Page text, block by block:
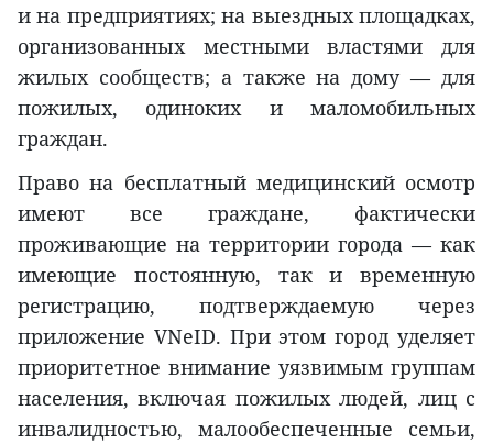
и на предприятиях; на выездных площадках,
организованных местными властями для
жилых сообществ; а также на дому — для
пожилых, одиноких и маломобильных
граждан.
Право на бесплатный медицинский осмотр
имеют все граждане, фактически
проживающие на территории города — как
имеющие постоянную, так и временную
регистрацию, подтверждаемую через
приложение VNeID. При этом город уделяет
приоритетное внимание уязвимым группам
населения, включая пожилых людей, лиц с
инвалидностью, малообеспеченные семьи,